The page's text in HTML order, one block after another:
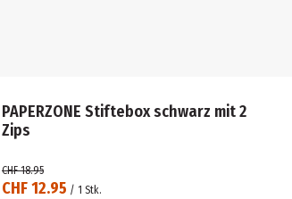
PAPERZONE Stiftebox schwarz mit 2
Zips
CHF 12.95 / 1 Stk.
CHF 18.95